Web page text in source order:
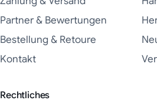
Partner & Bewertungen
Bestellung & Retoure
Kontakt
Rechtliches